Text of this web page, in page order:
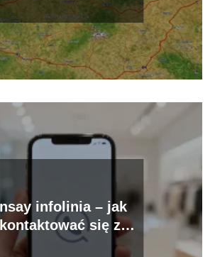
infolinia – jak
się z
obsługą klienta?